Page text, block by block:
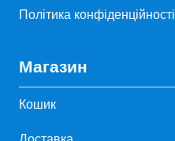
Політика конфіденційності
Магазин
Кошик